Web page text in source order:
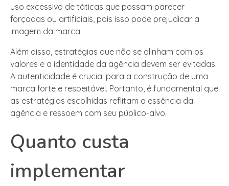
uso excessivo de táticas que possam parecer
forçadas ou artificiais, pois isso pode prejudicar a
imagem da marca.
Além disso, estratégias que não se alinham com os
valores e a identidade da agência devem ser evitadas.
A autenticidade é crucial para a construção de uma
marca forte e respeitável. Portanto, é fundamental que
as estratégias escolhidas reflitam a essência da
agência e ressoem com seu público-alvo.
Quanto custa
implementar